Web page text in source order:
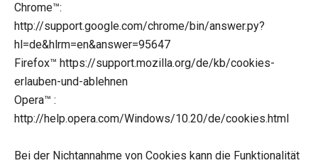
Chrome™:
http://support.google.com/chrome/bin/answer.py?
hl=de&hlrm=en&answer=95647
Firefox™ https://support.mozilla.org/de/kb/cookies-
erlauben-und-ablehnen
Opera™ :
http://help.opera.com/Windows/10.20/de/cookies.html
Bei der Nichtannahme von Cookies kann die Funktionalität